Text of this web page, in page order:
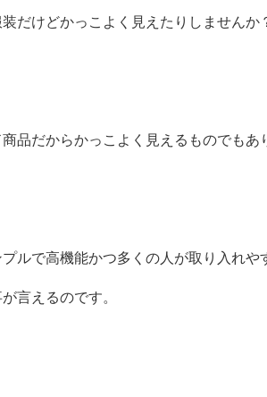
だけどかっこよく見えたりしませんか
品だからかっこよく見えるものでもあ
ルで高機能かつ多くの人が取り入れや
言えるのです。